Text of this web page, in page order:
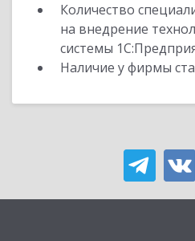
Количество
на внедрение
системы
Наличие у фирмы